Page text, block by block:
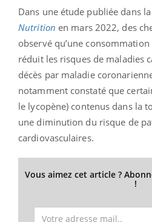
Dans une étude publiée dans
Nutrition en mars 2022, des
observé qu’une
réduit les risques de maladies
décès par maladie
notamment constaté que
le lycopène) contenus dans la
une diminution du risque de
cardiovasculaires.
Vous aimez cet article ?
!